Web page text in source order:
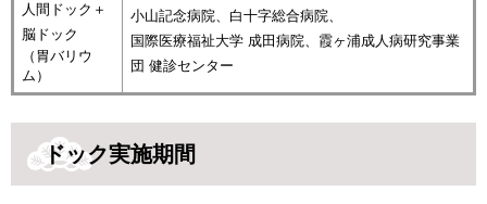
人間ドック＋
脳ドック
（胃バリウ
ム）
小山記念病院、白十字総合病院、
国際医療福祉大学 成田病院、霞ヶ浦成人病研究事業
団 健診センター
ドック実施期間